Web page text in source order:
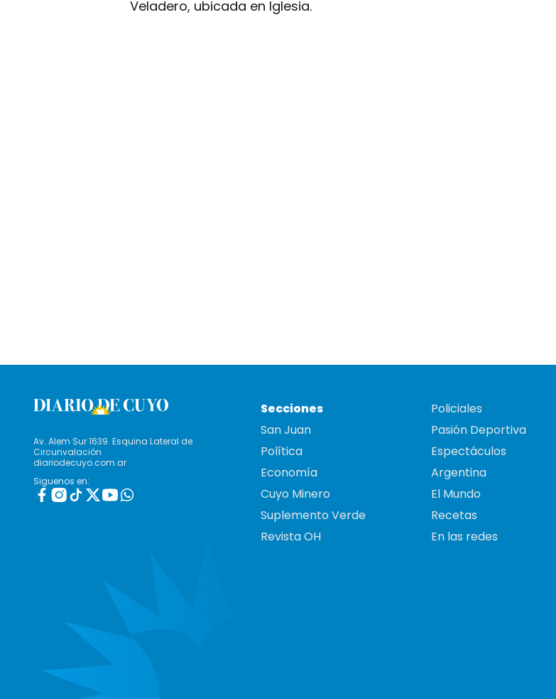
Veladero, ubicada en Iglesia.
Av. Alem Sur 1639. Esquina Lateral de
Circunvalación
diariodecuyo.com.ar
Siguenos en:
Secciones
San Juan
Política
Economía
Cuyo Minero
Suplemento Verde
Revista OH
Policiales
Pasión Deportiva
Espectáculos
Argentina
El Mundo
Recetas
En las redes